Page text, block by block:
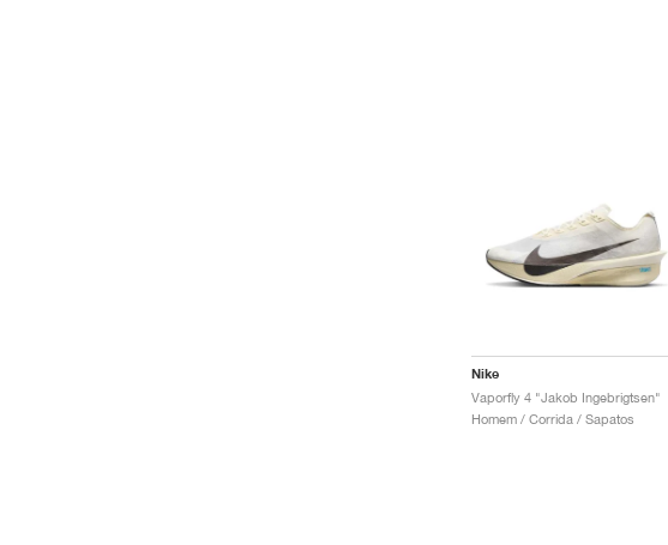
Nike
Vaporfly 4 "Jakob Ingebrigtsen"
Homem / Corrida / Sapatos